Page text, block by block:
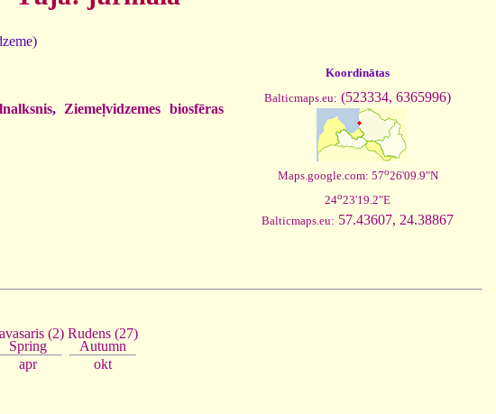
, Ziemeļvidzemes biosfēras
Koordinātas
Balticmaps.eu: (523334, 6365996)
Maps.google.com: 57o26'09.9"N
24o23'19.2"E
Balticmaps.eu: 57.43607, 24.38867
(2)
Spring
apr
Rudens (27)
Autumn
okt